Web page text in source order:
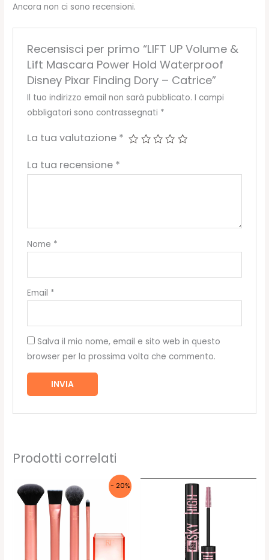
Finding
Dory
Catrice
Ancora non ci sono recensioni.
Recensisci per primo “LIFT UP Volume &
Lift Mascara Power Hold Waterproof
Disney Pixar Finding Dory – Catrice”
Il tuo indirizzo email non sarà pubblicato. I campi
obbligatori sono contrassegnati *
La tua valutazione *
La tua recensione *
Nome *
Email *
Salva il mio nome, email e sito web in questo
browser per la prossima volta che commento.
Prodotti correlati
- 20%